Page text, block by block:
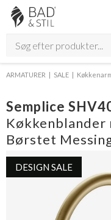
ARMATURER SALE
Semplice
Køkkenblander
Børstet
DESIGN SALE